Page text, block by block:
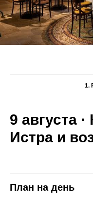
1.
9 августа
Истра и
План на день